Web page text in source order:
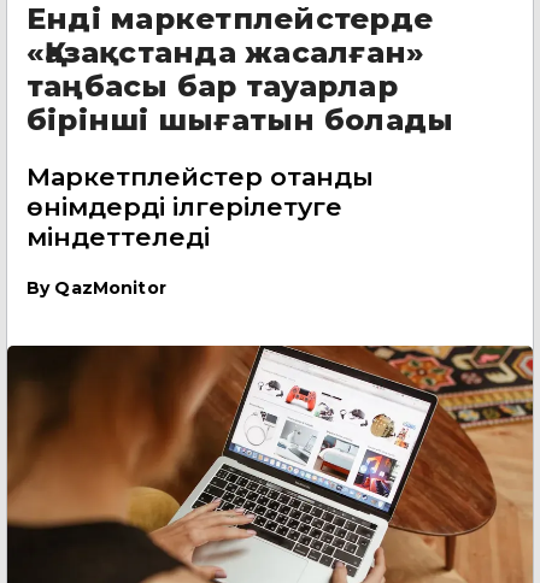
Енді маркетплейстерде
«Қазақстанда жасалған»
таңбасы бар тауарлар
бірінші шығатын болады
Маркетплейстер отандық
өнімдерді ілгерілетуге
міндеттеледі
By QazMonitor